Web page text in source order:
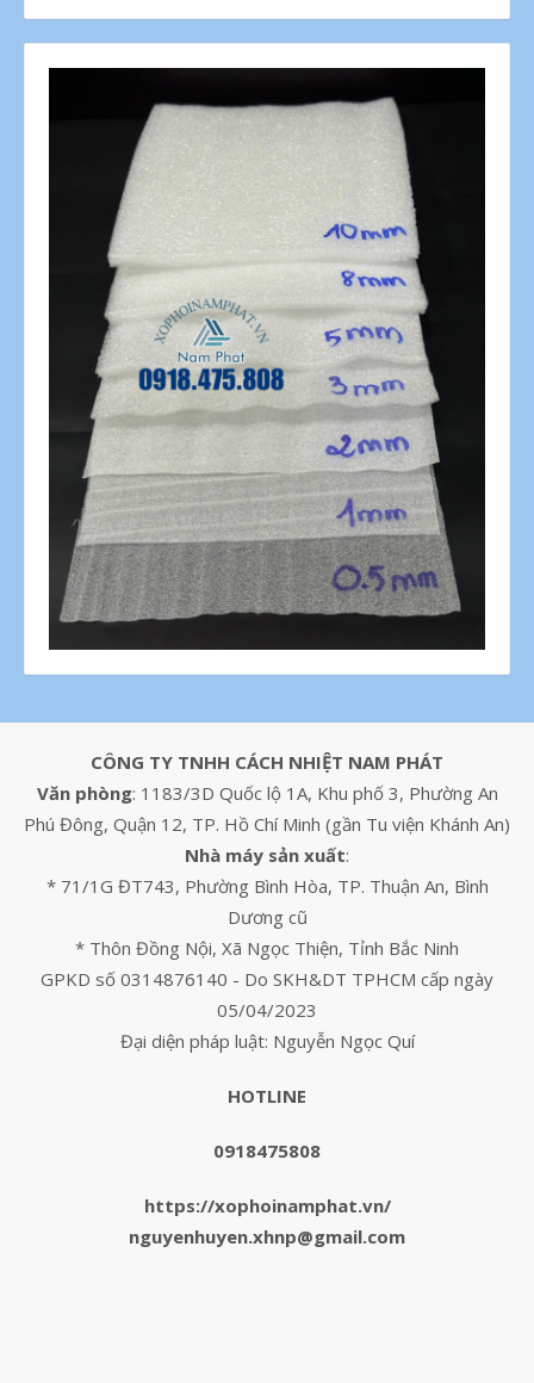
CÔNG TY TNHH CÁCH NHIỆT NAM PHÁT
Văn phòng: 1183/3D Quốc lộ 1A, Khu phố 3, Phường An
Phú Đông, Quận 12, TP. Hồ Chí Minh (gần Tu viện Khánh An)
Nhà máy sản xuất:
* 71/1G ĐT743, Phường Bình Hòa, TP. Thuận An, Bình
Dương cũ
* Thôn Đồng Nội, Xã Ngọc Thiện, Tỉnh Bắc Ninh
GPKD số 0314876140 - Do SKH&DT TPHCM cấp ngày
05/04/2023
Đại diện pháp luật: Nguyễn Ngọc Quí
HOTLINE
0918475808
https://xophoinamphat.vn/
nguyenhuyen.xhnp@gmail.com